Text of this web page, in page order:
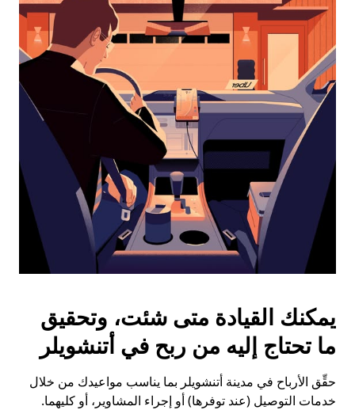
التاريخ.
اضغط
على
زر
الخروج
لإغلاق
التقويم.
يمكنك القيادة متى شئت، وتحقيق
ما تحتاج إليه من ربح في أتنشويلر
حقِّق الأرباح في مدينة أتنشويلر بما يناسب مواعيدك من خلال
خدمات التوصيل (عند توفرها) أو إجراء المشاوير، أو كليهما.